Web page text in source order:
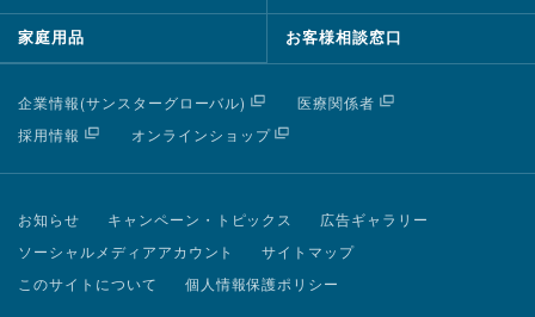
家庭用品 お客様相談窓口
企業情報(サンスターグローバル)
医療関係者
採用情報
オンラインショップ
お知らせ キャンペーン・トピックス
広告ギャラリー
ソーシャルメディアアカウント
サイトマップ
このサイトについて
個人情報保護ポリシー